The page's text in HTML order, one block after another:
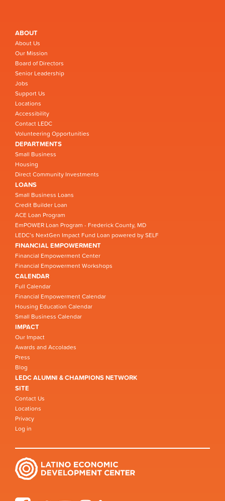
ABOUT
About Us
Our Mission
Board of Directors
Senior Leadership
Jobs
Support Us
Locations
Accessibility
Contact LEDC
Volunteering Opportunities
DEPARTMENTS
Small Business
Housing
Direct Community Investments
LOANS
Small Business Loans
Credit Builder Loan
ACE Loan Program
EmPOWER Loan Program - Frederick County, MD
LEDC’s NextGen Impact Fund Loan powered by SELF
FINANCIAL EMPOWERMENT
Financial Empowerment Center
Financial Empowerment Workshops
CALENDAR
Full Calendar
Financial Empowerment Calendar
Housing Education Calendar
Small Business Calendar
IMPACT
Our Impact
Awards and Accolades
Press
Blog
LEDC ALUMNI & CHAMPIONS NETWORK
SITE
Contact Us
Locations
Privacy
Log in